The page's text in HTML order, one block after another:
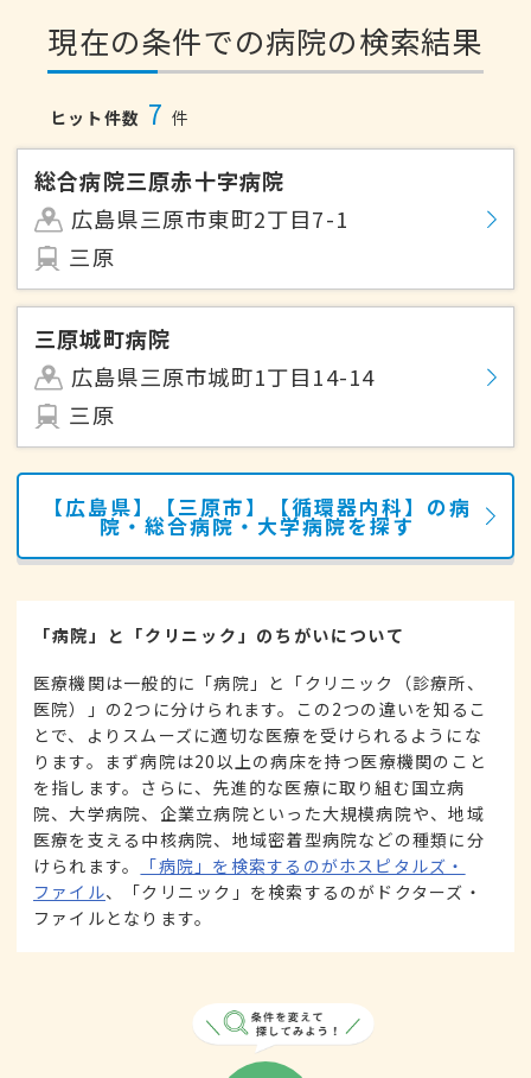
現在の条件での病院の検索結果
ヒット件数 7 件
総合病院三原赤十字病院
広島県三原市東町2丁目7-1
三原
三原城町病院
広島県三原市城町1丁目14-14
三原
【広島県】【三原市】【循環器内科】の病
院・総合病院・大学病院を探す
「病院」と「クリニック」のちがいについて
医療機関は一般的に「病院」と「クリニック（診療所、
医院）」の2つに分けられます。この2つの違いを知るこ
とで、よりスムーズに適切な医療を受けられるようにな
ります。まず病院は20以上の病床を持つ医療機関のこと
を指します。さらに、先進的な医療に取り組む国立病
院、大学病院、企業立病院といった大規模病院や、地域
医療を支える中核病院、地域密着型病院などの種類に分
けられます。
「病院」を検索するのがホスピタルズ・
ファイル、「クリニック」を検索するのがドクターズ・
ファイルとなります。